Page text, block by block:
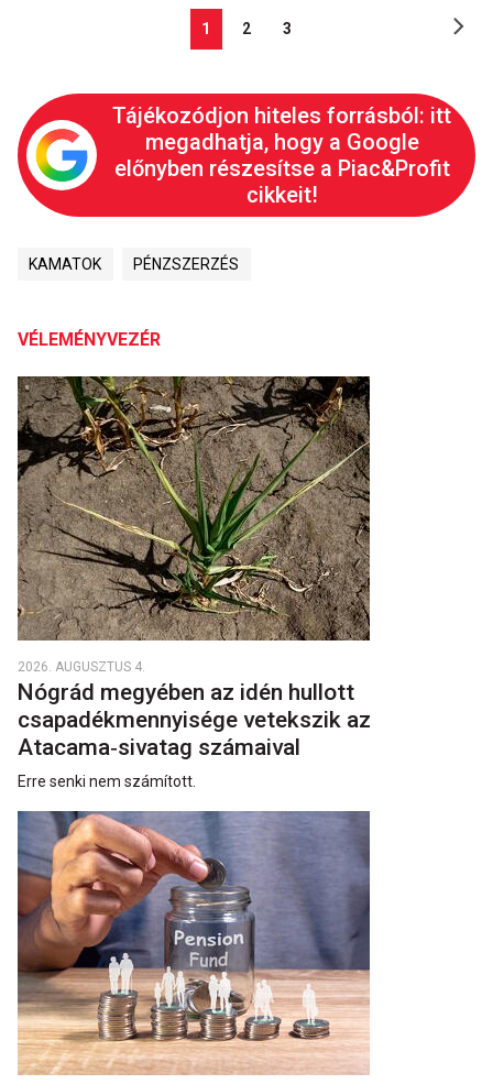
1 2 3
Tájékozódjon hiteles forrásból: itt
megadhatja, hogy a Google
előnyben részesítse a Piac&Profit
cikkeit!
KAMATOK PÉNZSZERZÉS
VÉLEMÉNYVEZÉR
2026. AUGUSZTUS 4.
Nógrád megyében az idén hullott
csapadékmennyisége vetekszik az
Atacama‑sivatag számaival
Erre senki nem számított.